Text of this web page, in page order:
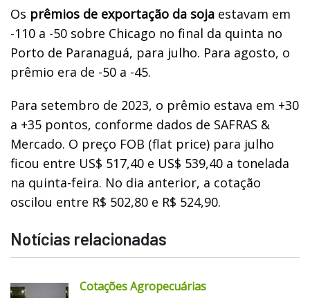
Os prêmios de exportação da soja estavam em
-110 a -50 sobre Chicago no final da quinta no
Porto de Paranaguá, para julho. Para agosto, o
prêmio era de -50 a -45.
Para setembro de 2023, o prêmio estava em +30
a +35 pontos, conforme dados de SAFRAS &
Mercado. O preço FOB (flat price) para julho
ficou entre US$ 517,40 e US$ 539,40 a tonelada
na quinta-feira. No dia anterior, a cotação
oscilou entre R$ 502,80 e R$ 524,90.
Notícias relacionadas
Cotações Agropecuárias